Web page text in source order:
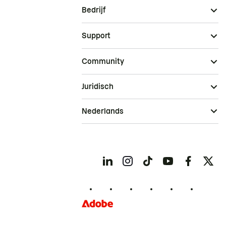
Bedrijf
Support
Community
Juridisch
Nederlands